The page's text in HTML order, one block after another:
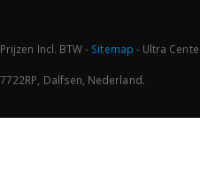
Prijzen Incl. BTW - Sitemap - Ultra
7722RP, Dalfsen, Nederland.